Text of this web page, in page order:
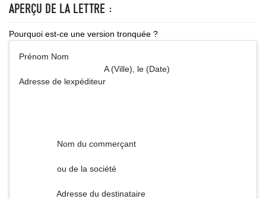
APERÇU DE LA LETTRE :
Pourquoi est-ce une version tronquée ?
Prénom Nom
A (Ville), le (Date)
Adresse de lexpéditeur
Nom du commerçant
ou de la société
Adresse du destinataire